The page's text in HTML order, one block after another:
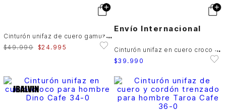
C
inturón unifaz de cuero gamuzado para hombre Breeze
$49.990 $24. 995
Envío Internacional
C
inturón unifaz en cuero croco para hombre Dino
$39 . 990